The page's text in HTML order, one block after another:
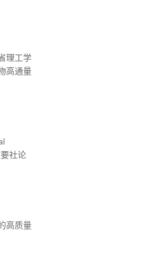
理工学
高通量
社论
高质量